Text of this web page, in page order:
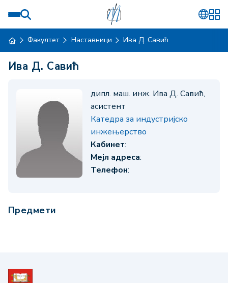
Факултет Наставници Ива Д. Савић
Ива Д. Савић
дипл. маш. инж. Ива Д. Савић,
асистент
Катедра за индустријско
инжењерство
Кабинет:
Мејл адреса:
Телефон:
Предмети